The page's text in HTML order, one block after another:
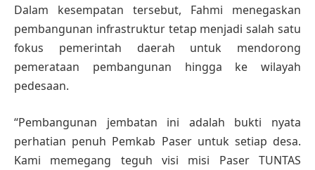
Dalam kesempatan tersebut, Fahmi menegaskan
pembangunan infrastruktur tetap menjadi salah satu
fokus pemerintah daerah untuk mendorong
pemerataan pembangunan hingga ke wilayah
pedesaan.
“Pembangunan jembatan ini adalah bukti nyata
perhatian penuh Pemkab Paser untuk setiap desa.
Kami memegang teguh visi misi Paser TUNTAS